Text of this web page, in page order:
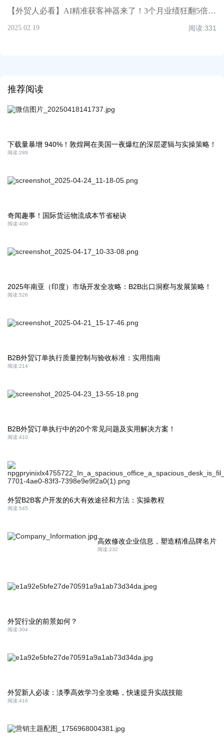
【外贸人必看】AI精准获客神器来了！3个月业绩狂翻5倍大揭秘！
2025.02.19 阅读:331
推荐阅读
下载量暴增 940%！敦煌网在美国一夜爆红的深层逻辑与实操策略！
阅读:289
奇闻趣事！国际货运物流成本节省秘诀
阅读:400
2025年南亚（印度）市场开发全攻略：B2B出口洞察与发展策略！
阅读:526
B2B外贸订单执行质量控制与验收标准：实用指南
阅读:214
B2B外贸订单执行中的20个常见问题及实用解决方案！
阅读:410
外贸B2B客户开发的6大有效途径和方法：实操教程
阅读:545
高效修改企业信息，塑造精准品牌名片​
阅读:232
外贸行业的前景如何？
阅读:304
外贸新人必读：淡季高效学习全攻略，快速提升实战技能
阅读:416